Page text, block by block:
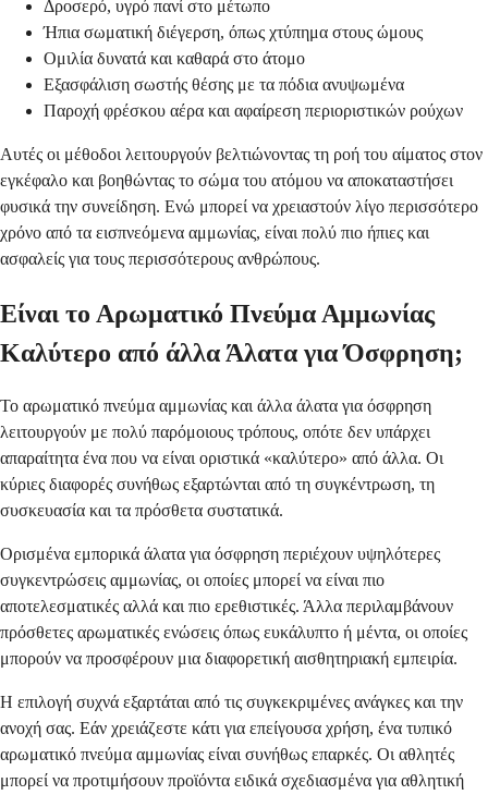
Δροσερό, υγρό πανί στο μέτωπο
Ήπια σωματική διέγερση, όπως χτύπημα στους ώμους
Ομιλία δυνατά και καθαρά στο άτομο
Εξασφάλιση σωστής θέσης με τα πόδια ανυψωμένα
Παροχή φρέσκου αέρα και αφαίρεση περιοριστικών ρούχων
Αυτές οι μέθοδοι λειτουργούν βελτιώνοντας τη ροή του αίματος στον
εγκέφαλο και βοηθώντας το σώμα του ατόμου να αποκαταστήσει
φυσικά την συνείδηση. Ενώ μπορεί να χρειαστούν λίγο περισσότερο
χρόνο από τα εισπνεόμενα αμμωνίας, είναι πολύ πιο ήπιες και
ασφαλείς για τους περισσότερους ανθρώπους.
Είναι το Αρωματικό Πνεύμα Αμμωνίας
Καλύτερο από άλλα Άλατα για Όσφρηση;
Το αρωματικό πνεύμα αμμωνίας και άλλα άλατα για όσφρηση
λειτουργούν με πολύ παρόμοιους τρόπους, οπότε δεν υπάρχει
απαραίτητα ένα που να είναι οριστικά «καλύτερο» από άλλα. Οι
κύριες διαφορές συνήθως εξαρτώνται από τη συγκέντρωση, τη
συσκευασία και τα πρόσθετα συστατικά.
Ορισμένα εμπορικά άλατα για όσφρηση περιέχουν υψηλότερες
συγκεντρώσεις αμμωνίας, οι οποίες μπορεί να είναι πιο
αποτελεσματικές αλλά και πιο ερεθιστικές. Άλλα περιλαμβάνουν
πρόσθετες αρωματικές ενώσεις όπως ευκάλυπτο ή μέντα, οι οποίες
μπορούν να προσφέρουν μια διαφορετική αισθητηριακή εμπειρία.
Η επιλογή συχνά εξαρτάται από τις συγκεκριμένες ανάγκες και την
ανοχή σας. Εάν χρειάζεστε κάτι για επείγουσα χρήση, ένα τυπικό
αρωματικό πνεύμα αμμωνίας είναι συνήθως επαρκές. Οι αθλητές
μπορεί να προτιμήσουν προϊόντα ειδικά σχεδιασμένα για αθλητική